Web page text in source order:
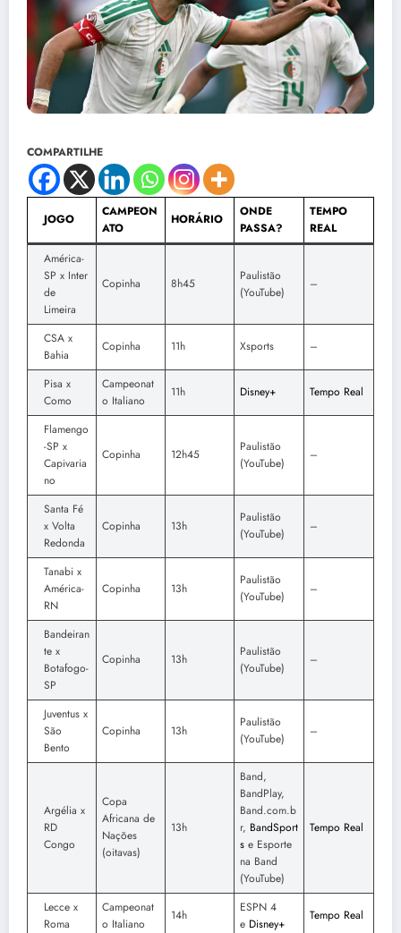
COMPARTILHE
JOGO
CAMPEON
ATO
HORÁRIO
ONDE
PASSA?
TEMPO
REAL
América-
SP x Inter
de
Limeira
Copinha 8h45
Paulistão
(YouTube)
–
CSA x
Bahia
Copinha 11h Xsports –
Pisa x
Como
Campeonat
o Italiano
11h Disney+ Tempo Real
Flamengo
-SP x
Capivaria
no
Copinha 12h45
Paulistão
(YouTube)
–
Santa Fé
x Volta
Redonda
Copinha 13h
Paulistão
(YouTube)
–
Tanabi x
América-
RN
Copinha 13h
Paulistão
(YouTube)
–
Bandeiran
te x
Botafogo-
SP
Copinha 13h
Paulistão
(YouTube)
–
Juventus x
São
Bento
Copinha 13h
Paulistão
(YouTube)
–
Argélia x
RD
Congo
Copa
Africana de
Nações
(oitavas)
13h
Band,
BandPlay,
Band.com.b
r, BandSport
s e Esporte
na Band
(YouTube)
Tempo Real
Lecce x
Roma
Campeonat
o Italiano
14h
ESPN 4
e Disney+
Tempo Real